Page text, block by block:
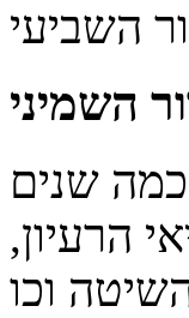
שנים
הרעיון,